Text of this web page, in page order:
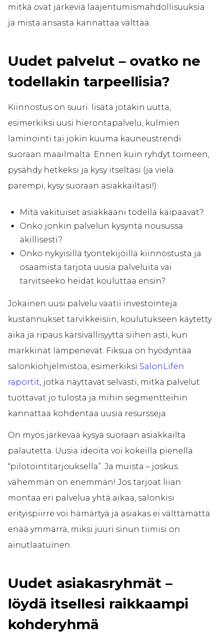
mitkä ovat järkeviä laajentumismahdollisuuksia
ja mistä ansasta kannattaa välttää.
Uudet palvelut – ovatko ne
todellakin tarpeellisia?
Kiinnostus on suuri: lisätä jotakin uutta,
esimerkiksi uusi hierontapalvelu, kulmien
laminointi tai jokin kuuma kauneustrendi
suoraan maailmalta. Ennen kuin ryhdyt toimeen,
pysähdy hetkeksi ja kysy itseltäsi (ja vielä
parempi, kysy suoraan asiakkailtasi!):
Mitä vakituiset asiakkaani todella kaipaavat?
Onko jonkin palvelun kysyntä nousussa
äkillisesti?
Onko nykyisillä työntekijöillä kiinnostusta ja
osaamista tarjota uusia palveluita vai
tarvitseeko heidät kouluttaa ensin?
Jokainen uusi palvelu vaatii investointeja:
kustannukset tarvikkeisiin, koulutukseen käytetty
aika ja ripaus kärsivällisyyttä siihen asti, kun
markkinat lämpenevät. Fiksua on hyödyntää
salonkiohjelmistoa, esimerkiksi SalonLifen
raportit, jotka näyttävät selvästi, mitkä palvelut
tuottavat jo tulosta ja mihin segmentteihin
kannattaa kohdentaa uusia resursseja.
On myös järkevää kysyä suoraan asiakkailta
palautetta. Uusia ideoita voi kokeilla pienellä
“pilotointitarjouksella”. Ja muista – joskus
vähemmän on enemmän! Jos tarjoat liian
montaa eri palvelua yhtä aikaa, salonkisi
erityispiirre voi hämärtyä ja asiakas ei välttämättä
enää ymmärrä, miksi juuri sinun tiimisi on
ainutlaatuinen.
Uudet asiakasryhmät –
löydä itsellesi raikkaampi
kohderyhmä